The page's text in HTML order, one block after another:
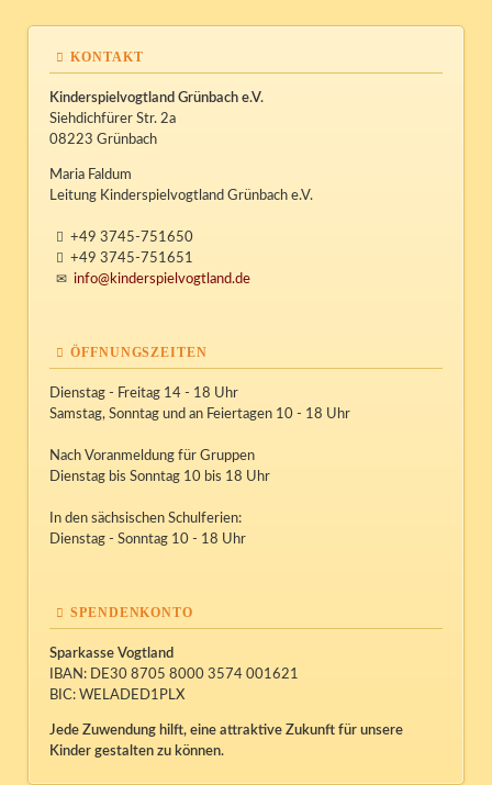
KONTAKT
Kinderspielvogtland Grünbach e.V.
Siehdichfürer Str. 2a
08223 Grünbach
Maria Faldum
Leitung Kinderspielvogtland Grünbach e.V.
+49 3745-751650
+49 3745-751651
info@kinderspielvogtland.de
ÖFFNUNGSZEITEN
Dienstag - Freitag 14 - 18 Uhr
Samstag, Sonntag und an Feiertagen 10 - 18 Uhr
Nach Voranmeldung für Gruppen
Dienstag bis Sonntag 10 bis 18 Uhr
In den sächsischen Schulferien:
Dienstag - Sonntag 10 - 18 Uhr
SPENDENKONTO
Sparkasse Vogtland
IBAN: DE30 8705 8000 3574 001621
BIC: WELADED1PLX
Jede Zuwendung hilft, eine attraktive Zukunft für unsere
Kinder gestalten zu können.